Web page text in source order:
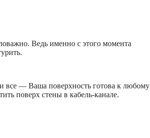
Ведь именно с этого момента
все — Ваша поверхность готова к любому
поверх стены в кабель-канале.